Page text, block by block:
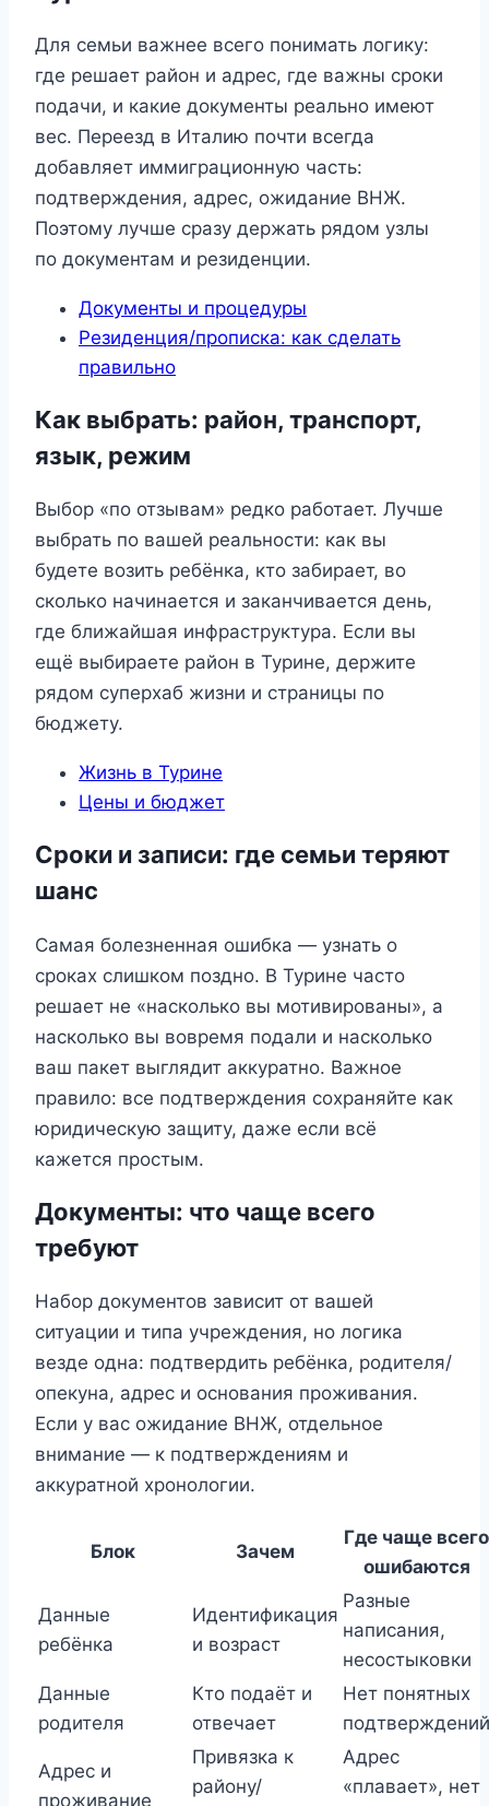
Для семьи важнее всего понимать логику:
где решает район и адрес, где важны сроки
подачи, и какие документы реально имеют
вес. Переезд в Италию почти всегда
добавляет иммиграционную часть:
подтверждения, адрес, ожидание ВНЖ.
Поэтому лучше сразу держать рядом узлы
по документам и резиденции.
Документы и процедуры
Резиденция/прописка: как сделать
правильно
Как выбрать: район, транспорт,
язык, режим
Выбор «по отзывам» редко работает. Лучше
выбрать по вашей реальности: как вы
будете возить ребёнка, кто забирает, во
сколько начинается и заканчивается день,
где ближайшая инфраструктура. Если вы
ещё выбираете район в Турине, держите
рядом суперхаб жизни и страницы по
бюджету.
Жизнь в Турине
Цены и бюджет
Сроки и записи: где семьи теряют
шанс
Самая болезненная ошибка — узнать о
сроках слишком поздно. В Турине часто
решает не «насколько вы мотивированы», а
насколько вы вовремя подали и насколько
ваш пакет выглядит аккуратно. Важное
правило: все подтверждения сохраняйте как
юридическую защиту, даже если всё
кажется простым.
Документы: что чаще всего
требуют
Набор документов зависит от вашей
ситуации и типа учреждения, но логика
везде одна: подтвердить ребёнка, родителя/
опекуна, адрес и основания проживания.
Если у вас ожидание ВНЖ, отдельное
внимание — к подтверждениям и
аккуратной хронологии.
Блок Зачем
Где чаще всего
ошибаются
Данные
ребёнка
Идентификация
и возраст
Разные
написания,
несостыковки
Данные
родителя
Кто подаёт и
отвечает
Нет понятных
подтверждений
Адрес и
проживание
Привязка к
району/
Адрес
«плавает», нет